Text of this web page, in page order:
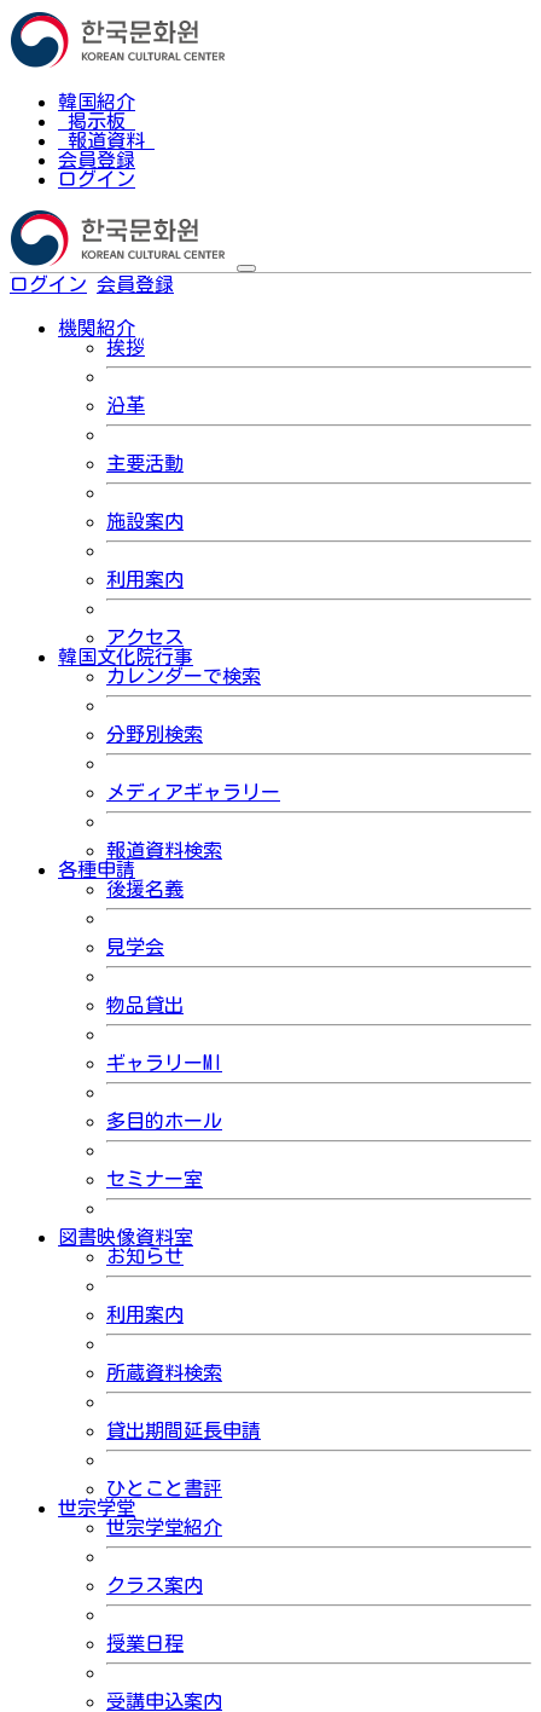
韓国紹介
掲示板
報道資料
会員登録
ログイン
ログイン 会員登録
機関紹介
挨拶
沿革
主要活動
施設案内
利用案内
アクセス
韓国文化院行事
カレンダーで検索
分野別検索
メディアギャラリー
報道資料検索
各種申請
後援名義
見学会
物品貸出
ギャラリーMI
多目的ホール
セミナー室
図書映像資料室
お知らせ
利用案内
所蔵資料検索
貸出期間延長申請
ひとこと書評
世宗学堂
世宗学堂紹介
クラス案内
授業日程
受講申込案内